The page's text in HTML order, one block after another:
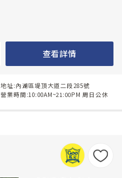
查看詳情
地址:內湖區堤頂大道二段285號
營業時間:10:00AM~21:00PM 周日公休